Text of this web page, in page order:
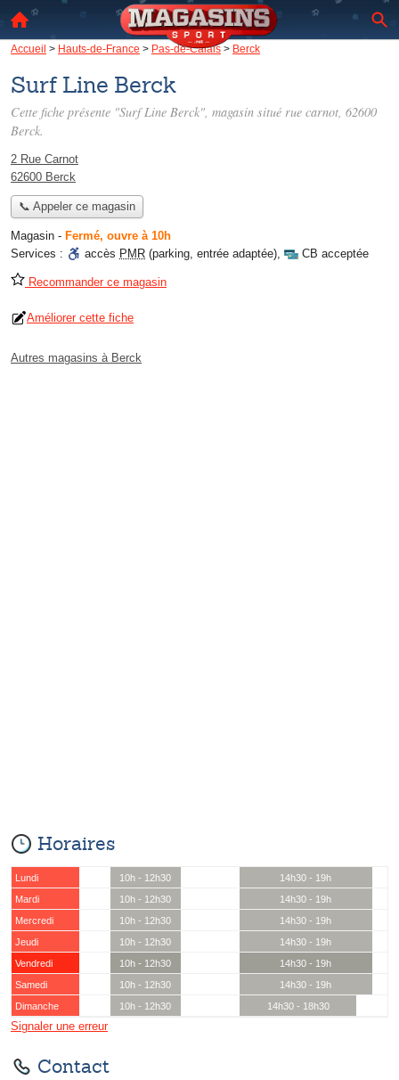
Accueil > Hauts-de-France > Pas-de-Calais> Berck
Surf Line Berck
Cette fiche présente "Surf Line Berck", magasin situé rue carnot, 62600
Berck.
2 Rue Carnot
62600 Berck
📞 Appeler ce magasin
Magasin - Fermé, ouvre à 10h
Services :
accès PMR (parking, entrée adaptée), CB acceptée
Recommander ce magasin
Améliorer cette fiche
Autres magasins à Berck
Horaires
Lundi 10h - 12h30
14h30 - 19h
Mardi
10h - 12h30
14h30 - 19h
Mercredi
10h - 12h30
14h30 - 19h
Jeudi
10h - 12h30
14h30 - 19h
Vendredi
10h - 12h30
14h30 - 19h
Samedi
10h - 12h30
14h30 - 19h
Dimanche
10h - 12h30 14h30 - 18h30
Signaler une erreur
Contact